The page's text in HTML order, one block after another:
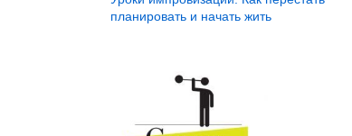
планировать и начать жить